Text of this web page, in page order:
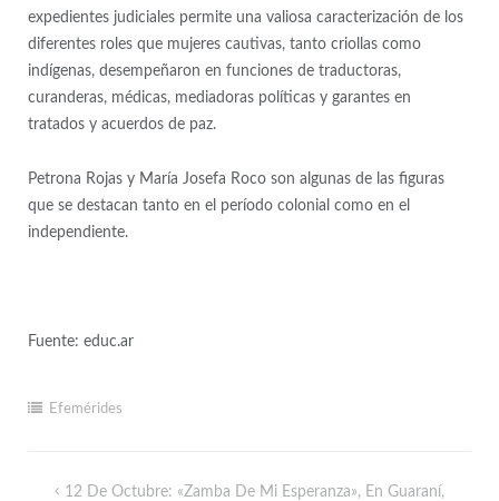
expedientes judiciales permite una valiosa caracterización de los
diferentes roles que mujeres cautivas, tanto criollas como
indígenas, desempeñaron en funciones de traductoras,
curanderas, médicas, mediadoras políticas y garantes en
tratados y acuerdos de paz.
Petrona Rojas y María Josefa Roco son algunas de las figuras
que se destacan tanto en el período colonial como en el
independiente.
Fuente: educ.ar
Efemérides
12 De Octubre: «Zamba De Mi Esperanza», En Guaraní,